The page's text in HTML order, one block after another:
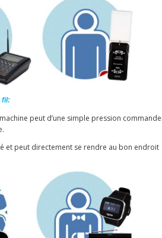
fil:
peut d’une simple pression
et peut directement se rendre au bon endroit